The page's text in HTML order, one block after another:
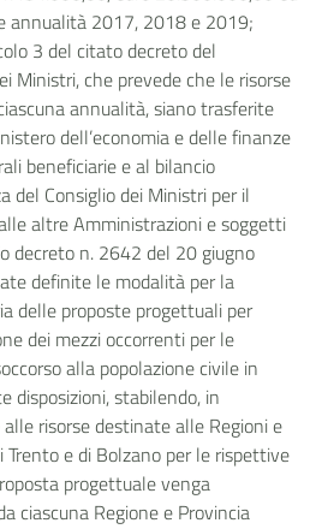
annualità 2017, 2018 e 2019;
3 del citato decreto del
Ministri, che prevede che le risorse
annualità, siano trasferite
dell’economia e delle finanze
beneficiarie e al bilancio
del Consiglio dei Ministri per il
altre Amministrazioni e soggetti
decreto n. 2642 del 20 giugno
definite le modalità per la
delle proposte progettuali per
dei mezzi occorrenti per le
alla popolazione civile in
disposizioni, stabilendo, in
risorse destinate alle Regioni e
e di Bolzano per le rispettive
progettuale venga
ciascuna Regione e Provincia